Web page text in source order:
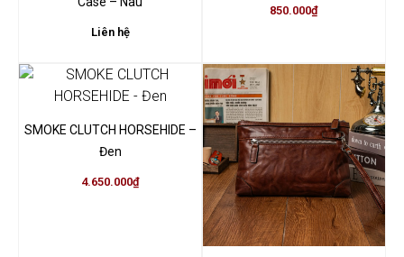
Liên hệ
850.000₫
SMOKE CLUTCH HORSEHIDE –
Đen
4.650.000₫